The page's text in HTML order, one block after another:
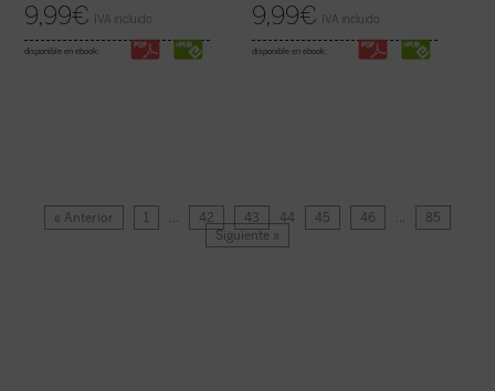
9,99€ IVA incluido
disponible en ebook:
9,99€ IVA incluido
disponible en ebook:
« Anterior 1 … 42 43 44 45 46 …
85
Siguiente »